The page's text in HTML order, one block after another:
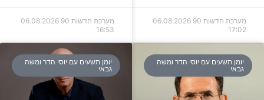
מערכת חדשות 90
06.08.2026
17:02
מערכת חדשות 90
06.08.2026
16:53
יומן תשעים עם יוסי הדר ומשה
גבאי
יומן תשעים עם יוסי הדר ומשה
גבאי